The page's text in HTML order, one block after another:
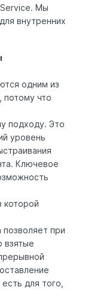
Service. Мы
внутренних
одним из
потому что
подходу. Это
уровень
Ключевое
которой
при
взятые
для того,